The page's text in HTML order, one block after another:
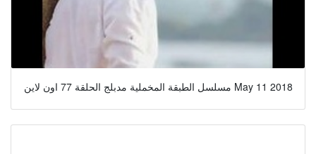
مسلسل الطبقة المخملية مدبلج الحلقة 77 اون لاين May 11 2018